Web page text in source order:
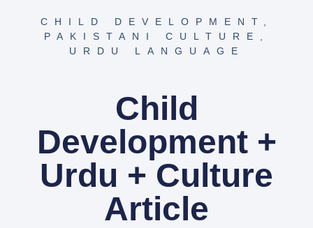
CHILD DEVELOPMENT ,
PAKISTANI CULTURE ,
URDU LANGUAGE
Child
Development +
Urdu + Culture
Article